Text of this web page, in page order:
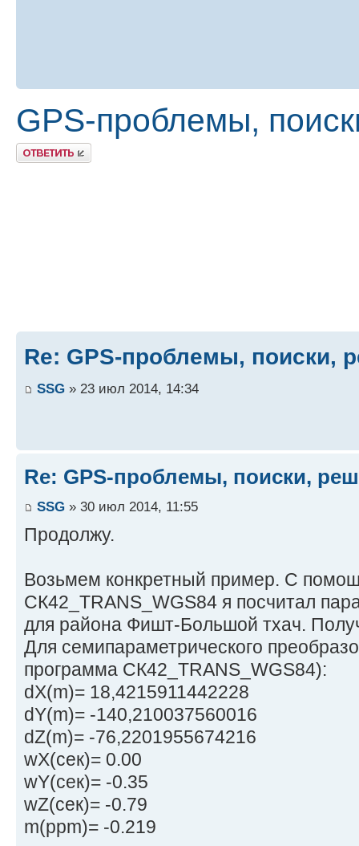
GPS-проблемы,
Ответить
Re: GPS-проблемы, поиски,
SSG » 23 июл 2014, 14:34
Re: GPS-проблемы, поиски,
SSG » 30 июл 2014, 11:55
Продолжу.
Возьмем конкретный пример. С
СК42_TRANS_WGS84 я посчитал
для района Фишт-Большой тхач.
Для семипараметрического
программа СК42_TRANS_WGS84):
dX(m)= 18,4215911442228
dY(m)= -140,210037560016
dZ(m)= -76,2201955674216
wX(сек)= 0.00
wY(сек)= -0.35
wZ(сек)= -0.79
m(ppm)= -0.219